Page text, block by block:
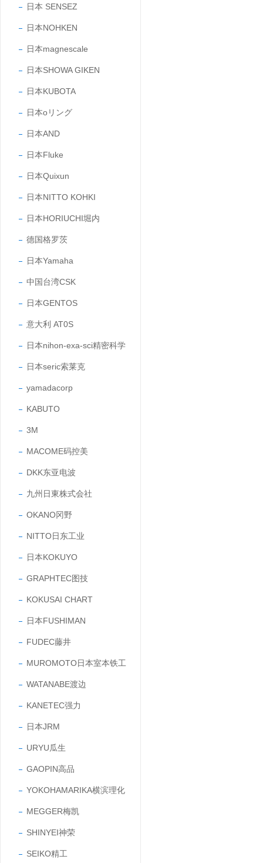
日本 SENSEZ
日本NOHKEN
日本magnescale
日本SHOWA GIKEN
日本KUBOTA
日本oリング
日本AND
日本Fluke
日本Quixun
日本NITTO KOHKI
日本HORIUCHI堀内
德国格罗茨
日本Yamaha
中国台湾CSK
日本GENTOS
意大利 AT0S
日本nihon-exa-sci精密科学
日本seric索莱克
yamadacorp
KABUTO
3M
MACOME码控美
DKK东亚电波
九州日東株式会社
OKANO冈野
NITTO日东工业
日本KOKUYO
GRAPHTEC图技
KOKUSAI CHART
日本FUSHIMAN
FUDEC藤井
MUROMOTO日本室本铁工
WATANABE渡边
KANETEC强力
日本JRM
URYU瓜生
GAOPIN高品
YOKOHAMARIKA横滨理化
MEGGER梅凯
SHINYEI神荣
SEIKO精工